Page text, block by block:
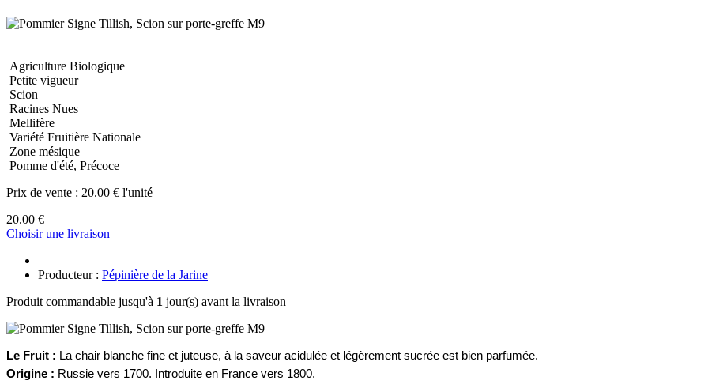
Agriculture Biologique
Petite vigueur
Scion
Racines Nues
Mellifère
Variété Fruitière Nationale
Zone mésique
Pomme d'été, Précoce
Prix de vente : 20.00 € l'unité
20.00 €
Choisir une livraison
Producteur : Pépinière de la Jarine
Produit commandable jusqu'à 1 jour(s) avant la livraison
Le Fruit : La chair blanche fine et juteuse, à la saveur acidulée et légèrement sucrée est bien parfumée.
Origine : Russie vers 1700. Introduite en France vers 1800.